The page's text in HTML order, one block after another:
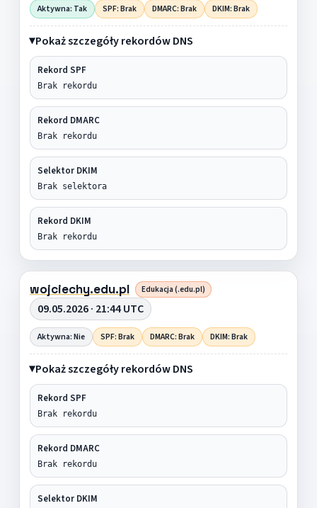
Aktywna: Tak SPF: Brak DMARC: Brak DKIM: Brak
Pokaż szczegóły rekordów DNS
Rekord SPF
Brak rekordu
Rekord DMARC
Brak rekordu
Selektor DKIM
Brak selektora
Rekord DKIM
Brak rekordu
wojciechy.edu.pl Edukacja (.edu.pl)
09.05.2026 · 21:44 UTC
Aktywna: Nie SPF: Brak DMARC: Brak DKIM: Brak
Pokaż szczegóły rekordów DNS
Rekord SPF
Brak rekordu
Rekord DMARC
Brak rekordu
Selektor DKIM